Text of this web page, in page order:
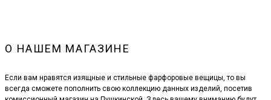
О НАШЕМ МАГАЗИНЕ
Если вам нравятся изящные и стильные фарфоровые вещицы, то вы
всегда сможете пополнить свою коллекцию данных изделий, посетив